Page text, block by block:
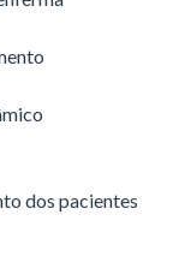
dos pacientes